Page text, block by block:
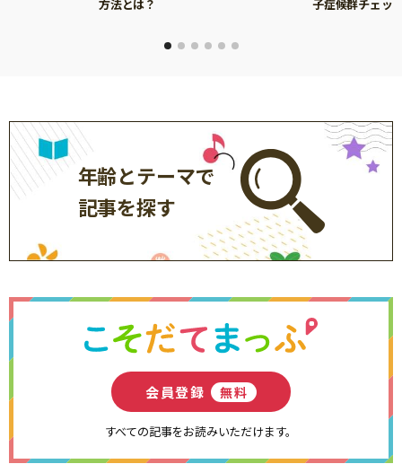
方法とは？ 子症候群チェッ
年齢とテーマで
記事を探す
会員登録 無料
すべての記事をお読みいただけます。